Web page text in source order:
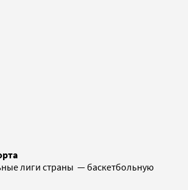
лиги страны — баскетбольную